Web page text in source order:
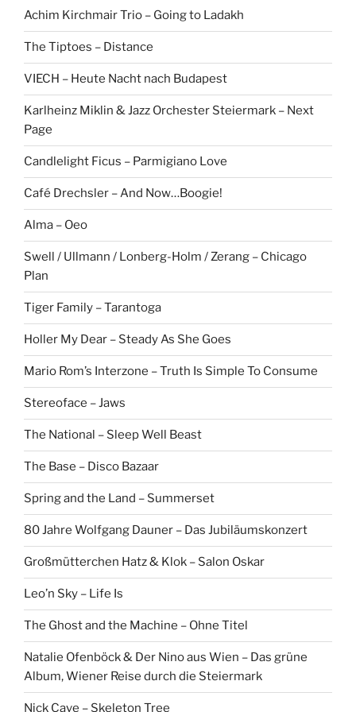
Achim Kirchmair Trio – Going to Ladakh
The Tiptoes – Distance
VIECH – Heute Nacht nach Budapest
Karlheinz Miklin & Jazz Orchester Steiermark – Next
Page
Candlelight Ficus – Parmigiano Love
Café Drechsler – And Now…Boogie!
Alma – Oeo
Swell / Ullmann / Lonberg-Holm / Zerang – Chicago
Plan
Tiger Family – Tarantoga
Holler My Dear – Steady As She Goes
Mario Rom’s Interzone – Truth Is Simple To Consume
Stereoface – Jaws
The National – Sleep Well Beast
The Base – Disco Bazaar
Spring and the Land – Summerset
80 Jahre Wolfgang Dauner – Das Jubiläumskonzert
Großmütterchen Hatz & Klok – Salon Oskar
Leo’n Sky – Life Is
The Ghost and the Machine – Ohne Titel
Natalie Ofenböck & Der Nino aus Wien – Das grüne
Album, Wiener Reise durch die Steiermark
Nick Cave – Skeleton Tree